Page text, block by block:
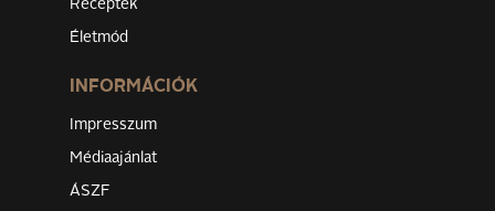
Receptek
Életmód
INFORMÁCIÓK
Impresszum
Médiaajánlat
ÁSZF